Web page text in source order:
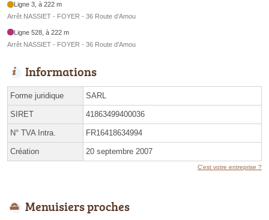
Ligne 3, à 222 m
Arrêt NASSIET - FOYER - 36 Route d’Amou
Ligne 528, à 222 m
Arrêt NASSIET - FOYER - 36 Route d'Amou
Informations
Forme juridique SARL
SIRET 41863499400036
N° TVA Intra. FR16418634994
Création 20 septembre 2007
C'est votre entreprise ?
Menuisiers proches